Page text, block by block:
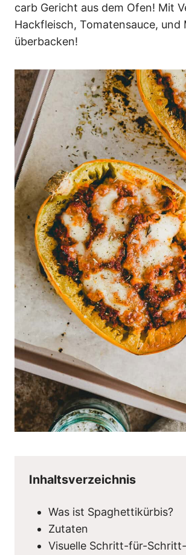
carb Gericht aus dem Ofen! Mit
Hackfleisch, Tomatensauce, und
überbacken!
Inhaltsverzeichnis
Was ist Spaghettikürbis?
Zutaten
Visuelle Schritt-für-